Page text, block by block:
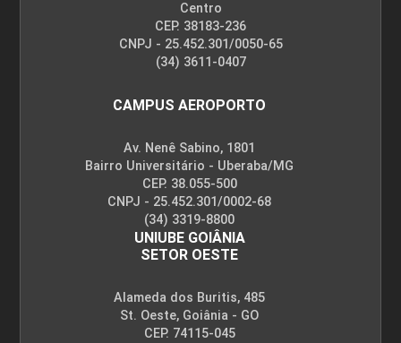
Centro
CEP. 38183-236
CNPJ - 25.452.301/0050-65
(34) 3611-0407
CAMPUS AEROPORTO
Av. Nenê Sabino, 1801
Bairro Universitário - Uberaba/MG
CEP. 38.055-500
CNPJ - 25.452.301/0002-68
(34) 3319-8800
UNIUBE GOIÂNIA
SETOR OESTE
Alameda dos Buritis, 485
St. Oeste, Goiânia - GO
CEP. 74115-045